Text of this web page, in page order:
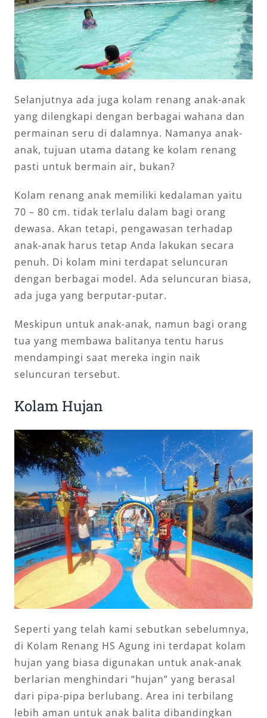
Selanjutnya ada juga kolam renang anak-anak
yang dilengkapi dengan berbagai wahana dan
permainan seru di dalamnya. Namanya anak-
anak, tujuan utama datang ke kolam renang
pasti untuk bermain air, bukan?
Kolam renang anak memiliki kedalaman yaitu
70 – 80 cm. tidak terlalu dalam bagi orang
dewasa. Akan tetapi, pengawasan terhadap
anak-anak harus tetap Anda lakukan secara
penuh. Di kolam mini terdapat seluncuran
dengan berbagai model. Ada seluncuran biasa,
ada juga yang berputar-putar.
Meskipun untuk anak-anak, namun bagi orang
tua yang membawa balitanya tentu harus
mendampingi saat mereka ingin naik
seluncuran tersebut.
Kolam Hujan
Seperti yang telah kami sebutkan sebelumnya,
di Kolam Renang HS Agung ini terdapat kolam
hujan yang biasa digunakan untuk anak-anak
berlarian menghindari “hujan” yang berasal
dari pipa-pipa berlubang. Area ini terbilang
lebih aman untuk anak balita dibandingkan